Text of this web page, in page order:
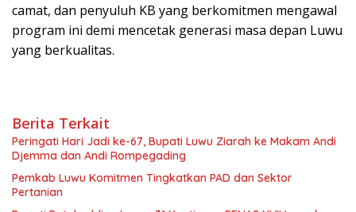
camat, dan penyuluh KB yang berkomitmen mengawal
program ini demi mencetak generasi masa depan Luwu
yang berkualitas.
Berita Terkait
Peringati Hari Jadi ke-67, Bupati Luwu Ziarah ke Makam Andi
Djemma dan Andi Rompegading
Pemkab Luwu Komitmen Tingkatkan PAD dan Sektor
Pertanian